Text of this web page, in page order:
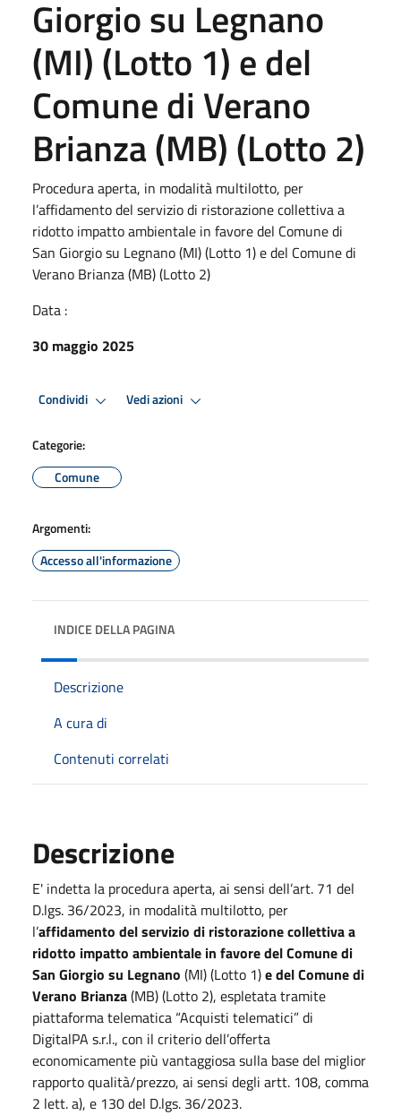
Giorgio su Legnano
(MI) (Lotto 1) e del
Comune di Verano
Brianza (MB) (Lotto 2)
Procedura aperta, in modalità multilotto, per
l’affidamento del servizio di ristorazione collettiva a
ridotto impatto ambientale in favore del Comune di
San Giorgio su Legnano (MI) (Lotto 1) e del Comune di
Verano Brianza (MB) (Lotto 2)
Data :
30 maggio 2025
Condividi Vedi azioni
Categorie:
Comune
Argomenti:
Accesso all'informazione
INDICE DELLA PAGINA
Descrizione
A cura di
Contenuti correlati
Descrizione
E' indetta la procedura aperta, ai sensi dell’art. 71 del
D.lgs. 36/2023, in modalità multilotto, per
l’affidamento del servizio di ristorazione collettiva a
ridotto impatto ambientale in favore del Comune di
San Giorgio su Legnano (MI) (Lotto 1)e del Comune di
Verano Brianza(MB) (Lotto 2), espletata tramite
piattaforma telematica “Acquisti telematici” di
DigitalPA s.r.l., con il criterio dell’offerta
economicamente più vantaggiosa sulla base del miglior
rapporto qualità/prezzo, ai sensi degli artt. 108, comma
2 lett. a), e 130 del D.lgs. 36/2023.